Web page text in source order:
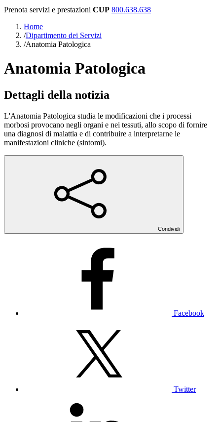
Prenota servizi e prestazioni CUP 800.638.638
Home
/Dipartimento dei Servizi
/Anatomia Patologica
Anatomia Patologica
Dettagli della notizia
L'Anatomia Patologica studia le modificazioni che i processi
morbosi provocano negli organi e nei tessuti, allo scopo di fornire
una diagnosi di malattia e di contribuire a interpretarne le
manifestazioni cliniche (sintomi).
Condividi
Facebook
Twitter